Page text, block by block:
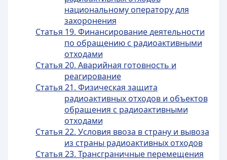
национальному оператору для
захоронения
Статья 19. Финансирование деятельности
по обращению с радиоактивными
отходами
Статья 20. Аварийная готовность и
реагирование
Статья 21. Физическая защита
радиоактивных отходов и объектов
обращения с радиоактивными
отходами
Статья 22. Условия ввоза в страну и вывоза
из страны радиоактивных отходов
Статья 23. Трансграничные перемещения